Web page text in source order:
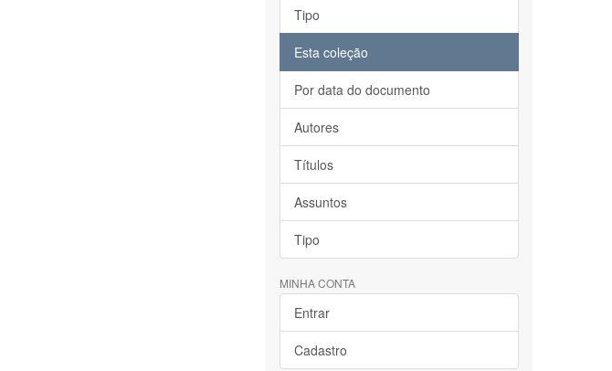
Tipo
Esta coleção
Por data do documento
Autores
Títulos
Assuntos
Tipo
MINHA CONTA
Entrar
Cadastro